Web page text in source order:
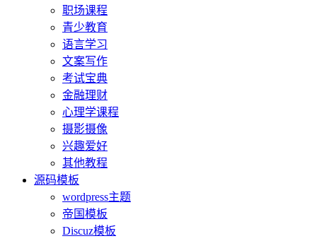
职场课程
青少教育
语言学习
文案写作
考试宝典
金融理财
心理学课程
摄影摄像
兴趣爱好
其他教程
源码模板
wordpress主题
帝国模板
Discuz模板